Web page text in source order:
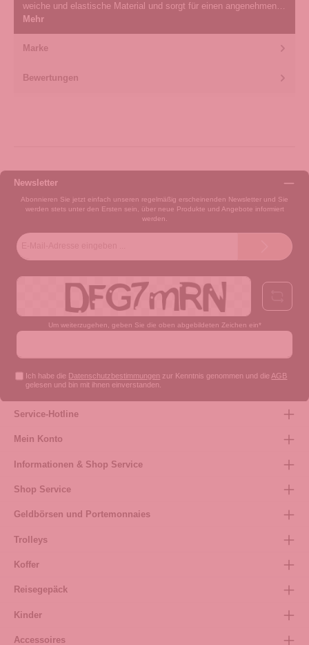
weiche und elastische Material und sorgt für einen angenehmen…
Mehr
Marke
Bewertungen
Newsletter
Abonnieren Sie jetzt einfach unseren regelmäßig erscheinenden Newsletter und Sie
werden stets unter den Ersten sein, über neue Produkte und Angebote informiert
werden.
Um weiterzugehen, geben Sie die oben abgebildeten Zeichen ein*
Ich habe die Datenschutzbestimmungen zur Kenntnis genommen und die AGB
gelesen und bin mit ihnen einverstanden.
Service-Hotline
Mein Konto
Informationen & Shop Service
Shop Service
Geldbörsen und Portemonnaies
Trolleys
Koffer
Reisegepäck
Kinder
Accessoires